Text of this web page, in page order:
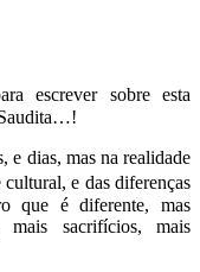
escrever sobre esta
e dias, mas na realidade
e das diferenças
que é diferente, mas
mais sacrifícios, mais